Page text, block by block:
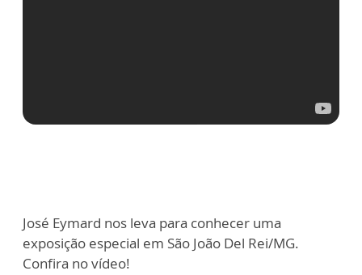
José Eymard nos leva para conhecer uma
exposição especial em São João Del Rei/MG.
Confira no vídeo!